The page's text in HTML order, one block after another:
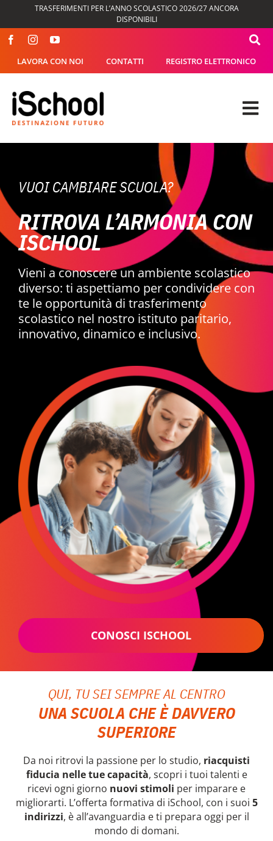
contenuto
TRASFERIMENTI PER L’ANNO SCOLASTICO 2026/27 ANCORA
DISPONIBILI
LAVORA CON NOI CONTATTI REGISTRO ELETTRONICO
DIDATTICA
SEGRETERIA
ISCHOOL
NOVITÀ
ISCRIVITI
ESAMI DI IDONEITÀ
VUOI CAMBIARE SCUOLA?
RITROVA L’ARMONIA CON
ISCHOOL
Vieni a conoscere un ambiente scolastico
diverso: ti aspettiamo per condividere con
te le opportunità di trasferimento
scolastico nel nostro istituto paritario,
innovativo, dinamico e inclusivo.
CONOSCI ISCHOOL
QUI, TU SEI SEMPRE AL CENTRO
UNA SCUOLA CHE È DAVVERO
SUPERIORE
Da noi ritrovi la passione per lo studio, riacquisti
fiducia nelle tue capacità, scopri i tuoi talenti e
ricevi ogni giorno nuovi stimoli per imparare e
migliorarti. L’offerta formativa di iSchool, con i suoi 5
indirizzi, è all’avanguardia e ti prepara oggi per il
mondo di domani.